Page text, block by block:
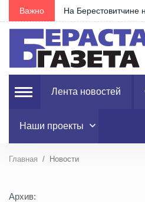
Важно На Берестовитчине
Лента новостей
Наши проекты
Главная Новости
Архив: